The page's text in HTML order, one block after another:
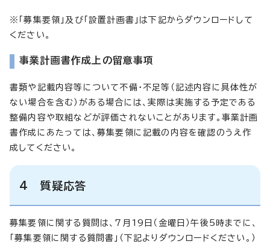
※「募集要領」及び「設置計画書」は下記からダウンロードして
ください。
事業計画書作成上の留意事項
書類や記載内容等について不備・不足等（記述内容に具体性が
ない場合を含む）がある場合には、実際は実施する予定である
整備内容や取組などが評価されないことがあります。事業計画
書作成にあたっては、募集要領に記載の内容を確認のうえ作
成してください。
4 質疑応答
募集要領に関する質問は、7月19日（金曜日）午後5時までに、
「募集要領に関する質問書」（下記よりダウンロードください。）